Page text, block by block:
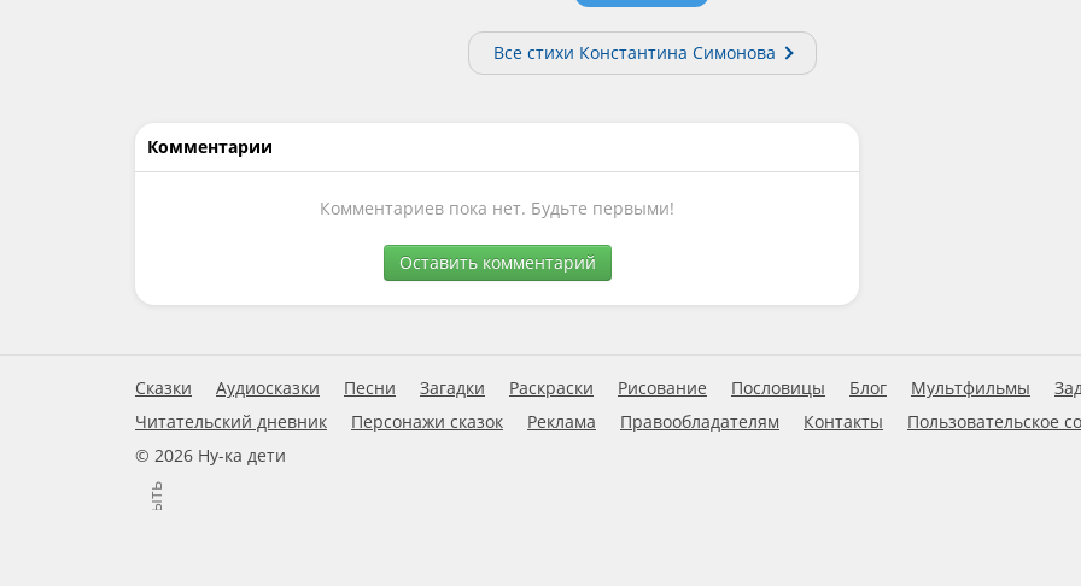
Все стихи Константина Симонова
Комментарии
Комментариев пока нет. Будьте первыми!
Оставить комментарий
Сказки Аудиосказки Песни Загадки Раскраски Рисование Пословицы Блог Мультфильмы
Читательский дневник
Персонажи сказок Реклама Правообладателям Контакты
Пользовательское
© 2026 Ну-ка дети
Закрыть